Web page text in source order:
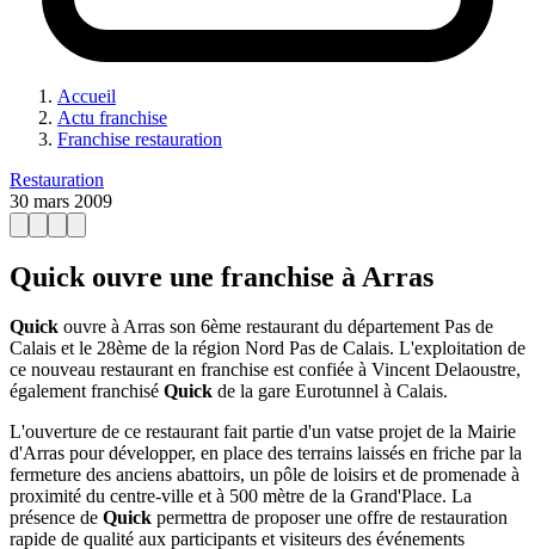
Accueil
Actu franchise
Franchise restauration
Restauration
30 mars 2009
Quick ouvre une franchise à Arras
Quick ouvre à Arras son 6ème restaurant du département Pas de
Calais et le 28ème de la région Nord Pas de Calais. L'exploitation de
ce nouveau restaurant en franchise est confiée à Vincent Delaoustre,
également franchisé Quick de la gare Eurotunnel à Calais.
L'ouverture de ce restaurant fait partie d'un vatse projet de la Mairie
d'Arras pour développer, en place des terrains laissés en friche par la
fermeture des anciens abattoirs, un pôle de loisirs et de promenade à
proximité du centre-ville et à 500 mètre de la Grand'Place. La
présence de Quick permettra de proposer une offre de restauration
rapide de qualité aux participants et visiteurs des événements